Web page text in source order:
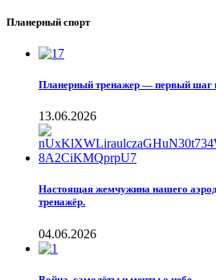
Планерный спорт
Планерный тренажер — первый шаг
13.06.2026
Настоящая жемчужина нашего
тренажёр.
04.06.2026